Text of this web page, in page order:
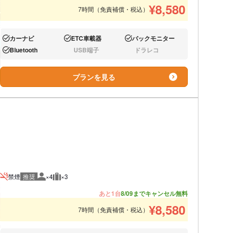
7時間（免責補償・税込） ¥8,580
あり:カーナビ あり:ETC車載器 あり:バックモニター
あり:Bluetooth なし:USB端子 なし:ドラレコ
プランを見る
禁煙 推奨 推奨人数
×4 推奨荷物
×3
あと1台8/09までキャンセル無料
7時間（免責補償・税込） ¥8,580